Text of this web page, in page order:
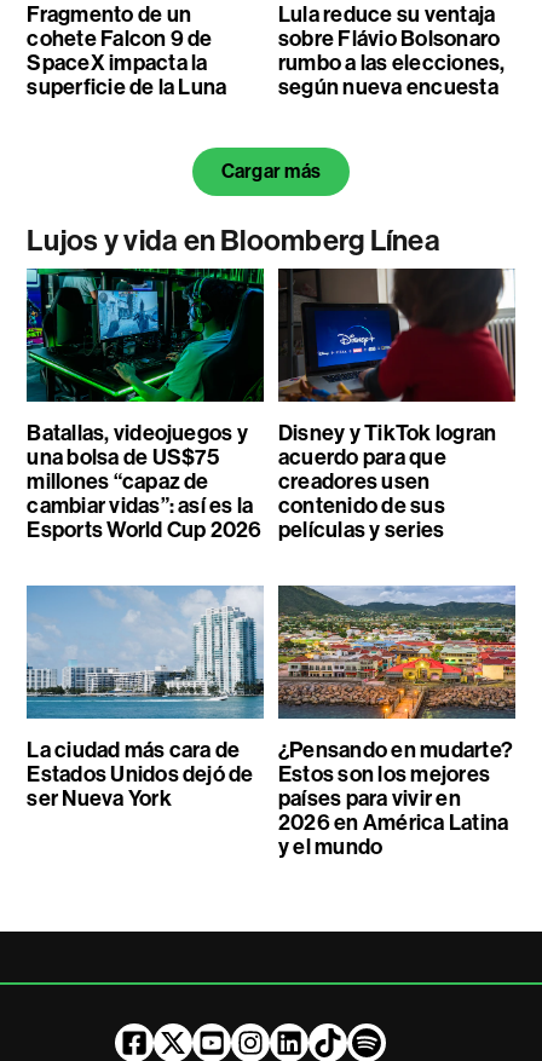
Fragmento de un
cohete Falcon 9 de
SpaceX impacta la
superficie de la Luna
Lula reduce su ventaja
sobre Flávio Bolsonaro
rumbo a las elecciones,
según nueva encuesta
Cargar más
Lujos y vida en Bloomberg Línea
Batallas, videojuegos y
una bolsa de US$75
millones “capaz de
cambiar vidas”: así es la
Esports World Cup 2026
Disney y TikTok logran
acuerdo para que
creadores usen
contenido de sus
películas y series
La ciudad más cara de
Estados Unidos dejó de
ser Nueva York
¿Pensando en mudarte?
Estos son los mejores
países para vivir en
2026 en América Latina
y el mundo